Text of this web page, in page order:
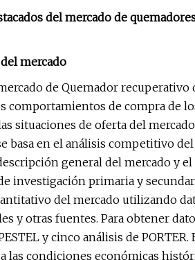
del mercado de
mercado
de Quemador
comportamientos de compra de
situaciones de oferta del
basa en el análisis competitivo
general del mercado y
investigación primaria y
del mercado utilizando
y otras fuentes. Para obtener
y cinco análisis de
las condiciones económicas